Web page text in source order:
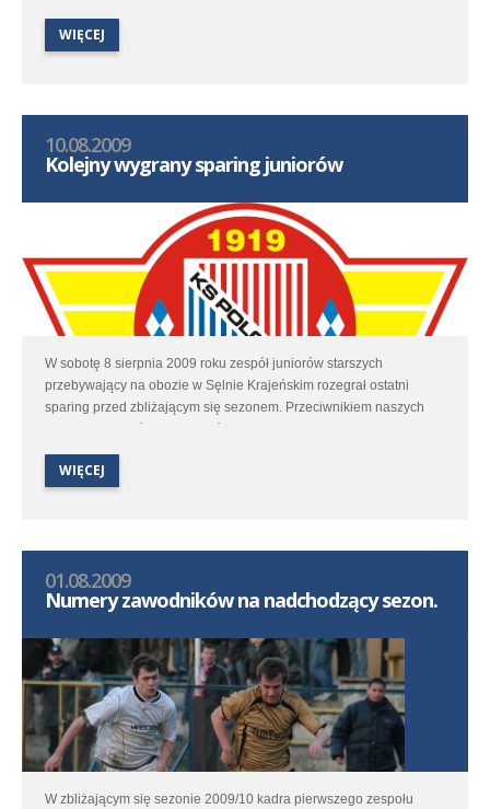
WIĘCEJ
10.08.2009
Kolejny wygrany sparing juniorów
W sobotę 8 sierpnia 2009 roku zespół juniorów starszych
przebywający na obozie w Sęlnie Krajeńskim rozegrał ostatni
sparing przed zbliżającym się sezonem. Przeciwnikiem naszych
w Zakrzewie (koło Złotowa). Spotkanie zakończyło się zwycięstwem
Polonistów 3:2 (1:0).
WIĘCEJ
01.08.2009
Numery zawodników na nadchodzący sezon.
W zbliżającym się sezonie 2009/10 kadra pierwszego zespołu